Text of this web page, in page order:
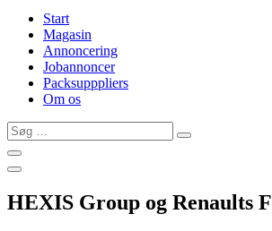
Start
Magasin
Annoncering
Jobannoncer
Packsupppliers
Om os
Søg
…
HEXIS Group og Renaults